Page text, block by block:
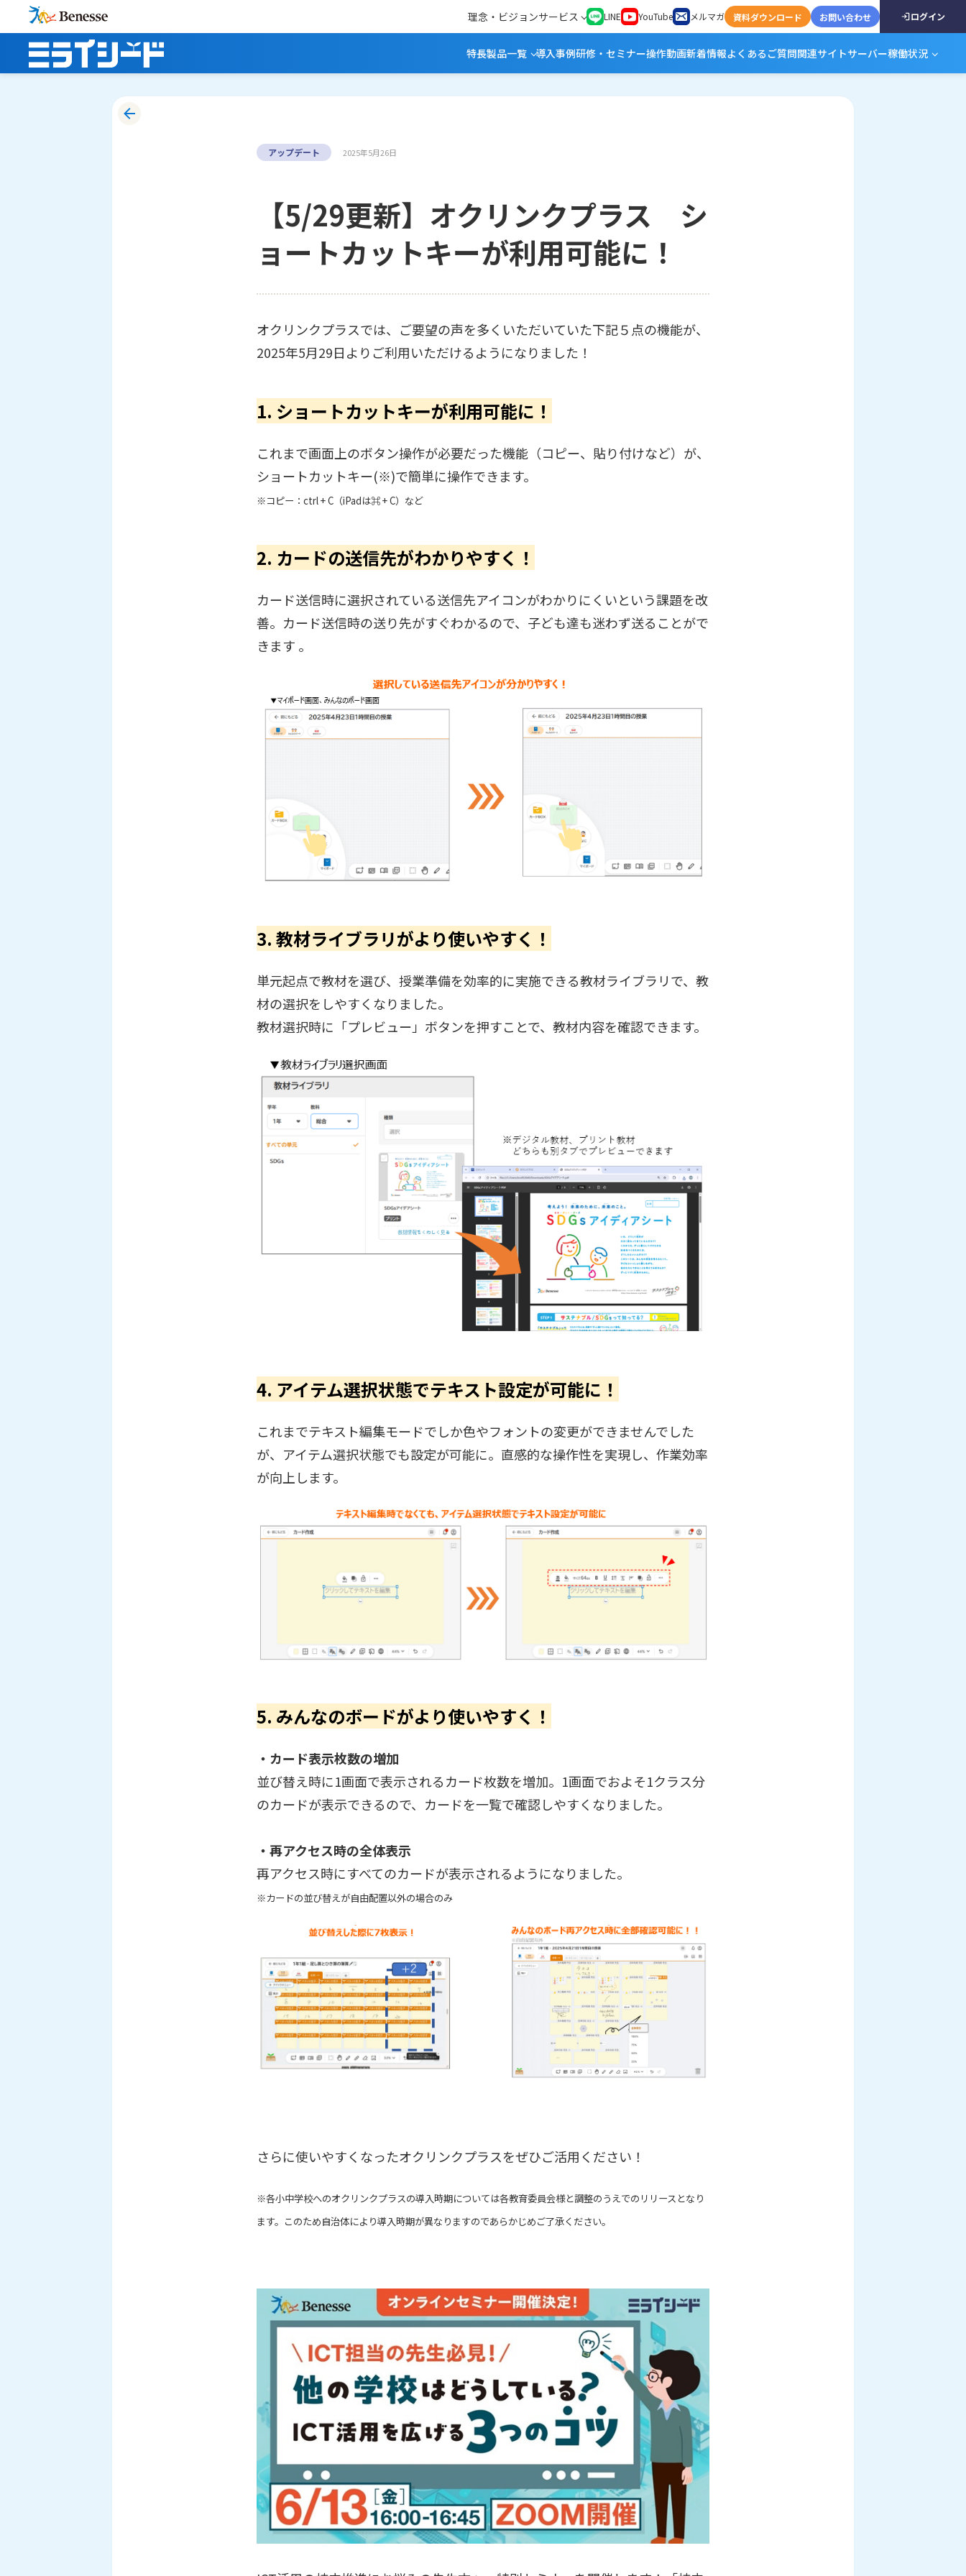
理念・ビジョンサービス LINE YouTube メルマガ 資料ダウンロード お問い合わせ ログイン
特長製品一覧 導入事例研修・セミナー操作動画新着情報よくあるご質問関連サイトサーバー稼働状況
アップデート 2025年5月26日
【5/29更新】オクリンクプラス シ
ョートカットキーが利用可能に！
オクリンクプラスでは、ご要望の声を多くいただいていた下記５点の機能が、
2025年5月29日よりご利用いただけるようになりました！
1. ショートカットキーが利用可能に！
これまで画面上のボタン操作が必要だった機能（コピー、貼り付けなど）が、
ショートカットキー(※)で簡単に操作できます。
※コピー：ctrl + C（iPadは⌘ + C）など
2. カードの送信先がわかりやすく！
カード送信時に選択されている送信先アイコンがわかりにくいという課題を改
善。カード送信時の送り先がすぐわかるので、子ども達も迷わず送ることがで
きます 。
3. 教材ライブラリがより使いやすく！
単元起点で教材を選び、授業準備を効率的に実施できる教材ライブラリで、教
材の選択をしやすくなりました。
教材選択時に「プレビュー」ボタンを押すことで、教材内容を確認できます。
4. アイテム選択状態でテキスト設定が可能に！
これまでテキスト編集モードでしか色やフォントの変更ができませんでした
が、アイテム選択状態でも設定が可能に。直感的な操作性を実現し、作業効率
が向上します。
5. みんなのボードがより使いやすく！
・カード表示枚数の増加
並び替え時に1画面で表示されるカード枚数を増加。1画面でおよそ1クラス分
のカードが表示できるので、カードを一覧で確認しやすくなりました。
・再アクセス時の全体表示
再アクセス時にすべてのカードが表示されるようになりました。
※カードの並び替えが自由配置以外の場合のみ
さらに使いやすくなったオクリンクプラスをぜひご活用ください！
※各小中学校へのオクリンクプラスの導入時期については各教育委員会様と調整のうえでのリリースとなり
ます。このため自治体により導入時期が異なりますのであらかじめご了承ください。